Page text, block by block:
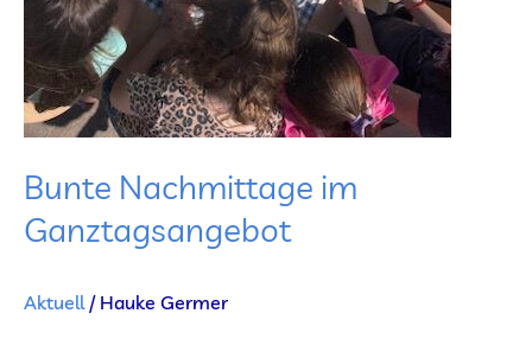
Bunte Nachmittage im
Ganztagsangebot
Aktuell/ Hauke Germer